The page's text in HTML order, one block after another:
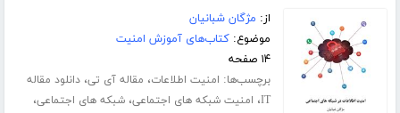
از: مژگان شبانیان
موضوع:کتاب‌های آموزش امنیت
۱۴ صفحه
برچسب‌ها: امنیت اطلاعات، مقاله آی تی،دانلود مقاله
IT، امنیت شبکه های اجتماعی،شبکه های اجتماعی،